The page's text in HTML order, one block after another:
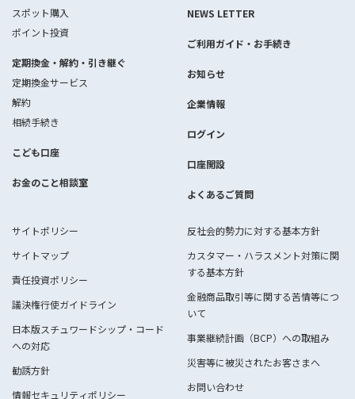
スポット購入
ポイント投資
定期換金・解約・引き継ぐ
定期換金サービス
解約
相続手続き
こども口座
お金のこと相談室
NEWS LETTER
ご利用ガイド・お手続き
お知らせ
企業情報
ログイン
口座開設
よくあるご質問
サイトポリシー
サイトマップ
責任投資ポリシー
議決権行使ガイドライン
日本版スチュワードシップ・コード
への対応
勧誘方針
情報セキュリティポリシー
反社会的勢力に対する基本方針
カスタマー・ハラスメント対策に関
する基本方針
金融商品取引等に関する苦情等につ
いて
事業継続計画（BCP）への取組み
災害等に被災されたお客さまへ
お問い合わせ